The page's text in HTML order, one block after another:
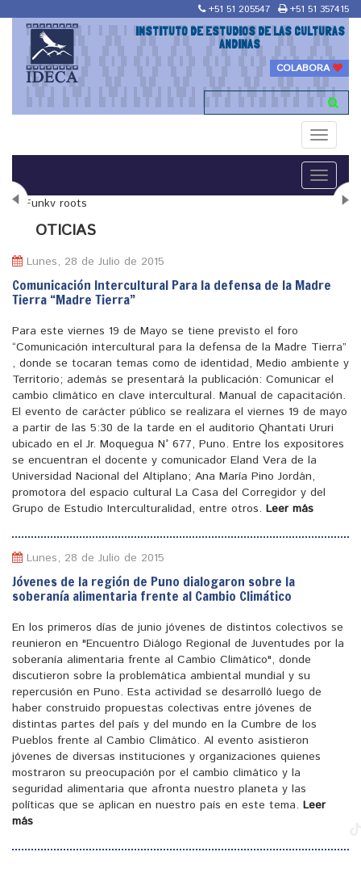
+51 51 205547 +51 51 357415
INSTITUTO DE ESTUDIOS DE LAS CULTURAS
ANDINAS
COLABORA
Toggle
Toggle
"Maestría en Religiones y culturas Andinas"
OTICIAS
Lunes, 28 de Julio de 2015
Comunicación Intercultural Para la defensa de la Madre
Tierra “Madre Tierra”
Para este viernes 19 de Mayo se tiene previsto el foro
“Comunicación intercultural para la defensa de la Madre Tierra”
, donde se tocaran temas como de identidad, Medio ambiente y
Territorio; además se presentará la publicación: Comunicar el
cambio climático en clave intercultural. Manual de capacitación.
El evento de carácter público se realizara el viernes 19 de mayo
a partir de las 5:30 de la tarde en el auditorio Qhantati Ururi
ubicado en el Jr. Moquegua N° 677, Puno. Entre los expositores
se encuentran el docente y comunicador Eland Vera de la
Universidad Nacional del Altiplano; Ana María Pino Jordán,
promotora del espacio cultural La Casa del Corregidor y del
Grupo de Estudio Interculturalidad, entre otros. Leer más
Lunes, 28 de Julio de 2015
Jóvenes de la región de Puno dialogaron sobre la
soberanía alimentaria frente al Cambio Climático
En los primeros días de junio jóvenes de distintos colectivos se
reunieron en "Encuentro Diálogo Regional de Juventudes por la
soberanía alimentaria frente al Cambio Climático", donde
discutieron sobre la problemática ambiental mundial y su
repercusión en Puno. Esta actividad se desarrolló luego de
haber construido propuestas colectivas entre jóvenes de
distintas partes del país y del mundo en la Cumbre de los
Pueblos frente al Cambio Climático. Al evento asistieron
jóvenes de diversas instituciones y organizaciones quienes
mostraron su preocupación por el cambio climático y la
seguridad alimentaria que afronta nuestro planeta y las
políticas que se aplican en nuestro país en este tema. Leer
más